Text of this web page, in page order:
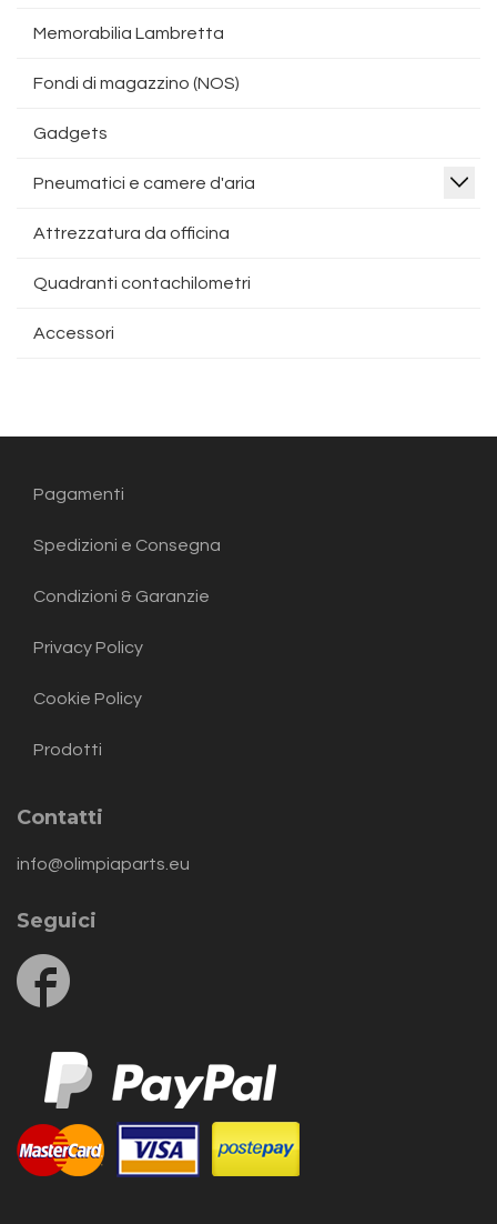
Memorabilia Lambretta
Fondi di magazzino (NOS)
Gadgets
Pneumatici e camere d'aria
Attrezzatura da officina
Quadranti contachilometri
Accessori
Pagamenti
Spedizioni e Consegna
Condizioni & Garanzie
Privacy Policy
Cookie Policy
Prodotti
Contatti
info@olimpiaparts.eu
Seguici
us